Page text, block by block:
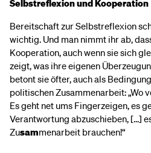
Selbstreflexion und Kooperation
Bereitschaft zur Selbstreflexion
wichtig. Und man nimmt ihr ab,
Kooperation, auch wenn sie sich
zeigt, was ihre eigenen
betont sie öfter, auch als
politischen Zusammenarbeit: „Wo
Es geht net ums Fingerzeigen, es
Verantwortung abzuschieben, [...]
Zusammenarbeit brauchen!“